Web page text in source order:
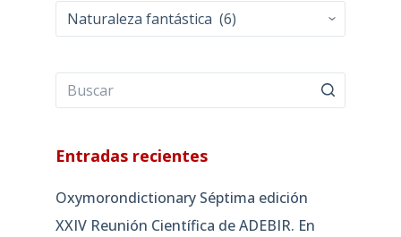
Categorías
Entradas recientes
Oxymorondictionary Séptima edición
XXIV Reunión Científica de ADEBIR. En